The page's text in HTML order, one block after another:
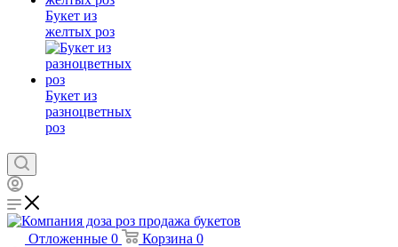
Букет из
желтых роз
Букет из
разноцветных
роз
Отложенные 0 Корзина 0